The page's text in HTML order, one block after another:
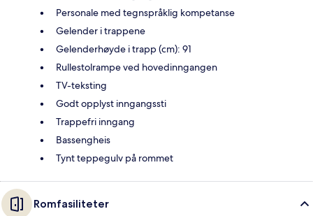
Personale med tegnspråklig kompetanse
Gelender i trappene
Gelenderhøyde i trapp (cm): 91
Rullestolrampe ved hovedinngangen
TV-teksting
Godt opplyst inngangssti
Trappefri inngang
Bassengheis
Tynt teppegulv på rommet
Romfasiliteter